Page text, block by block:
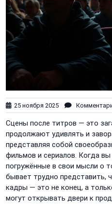
25 ноября 2025
Сцены после титров — это
продолжают удивлять и
представляя собой
фильмов и сериалов. Когда вы
погружённые в свои мысли о
бывает трудно представить,
кадры — это не конец, а
могут открывать двери к